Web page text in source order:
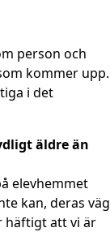
person och
kommer upp.
i det
äldre än
elevhemmet
kan, deras väg
häftigt att vi är